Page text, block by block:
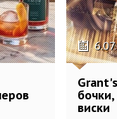
виски